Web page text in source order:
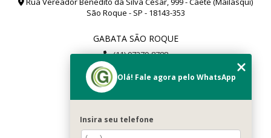
São Roque - SP - 18143-353
GABATA SÃO ROQUE
(11) 97279-8788
(11) 99112-8504
gabata@gabata.com.br
Home
Olá! Fale agora pelo WhatsApp
Insira seu telefone